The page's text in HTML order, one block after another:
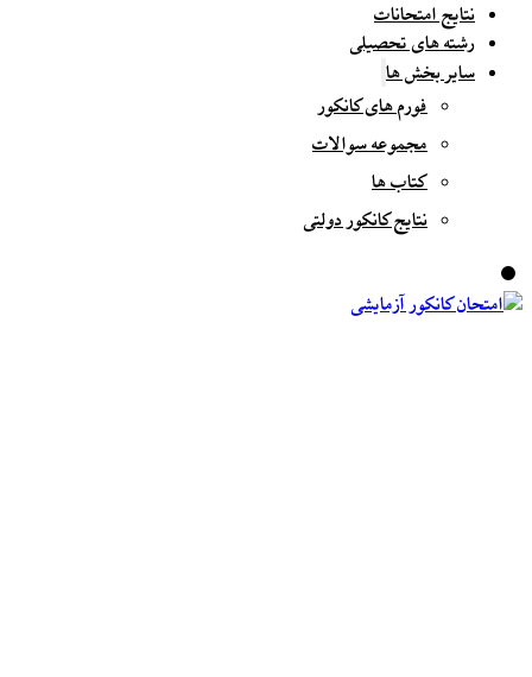
نتایج امتحانات
رشته های تحصیلی
سایر بخش ها
فورم های کانکور
مجموعه سوالات
کتاب ها
نتایج کانکور دولتی